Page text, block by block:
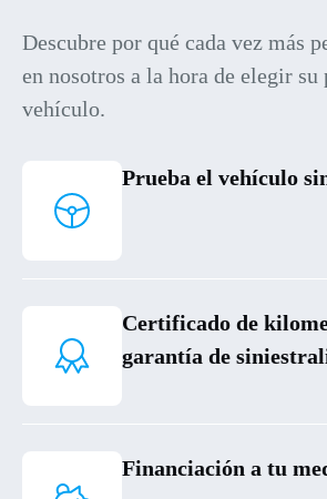
Descubre por qué cada vez más
en nosotros a la hora de elegir
vehículo.
Prueba el vehículo
Certificado de
garantía de
Financiación a tu